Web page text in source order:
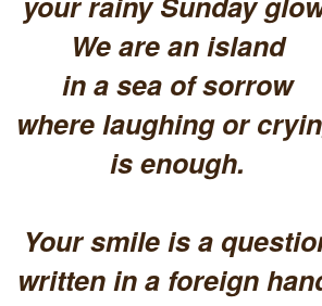
We are an island
in a sea of sorrow
where laughing or
is enough.
Your smile is a
written in a foreign